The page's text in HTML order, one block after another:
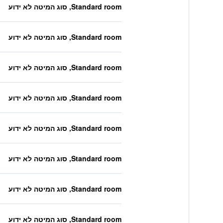
Standard room, סוג המיטה לא ידוע
Standard room, סוג המיטה לא ידוע
Standard room, סוג המיטה לא ידוע
Standard room, סוג המיטה לא ידוע
Standard room, סוג המיטה לא ידוע
Standard room, סוג המיטה לא ידוע
Standard room, סוג המיטה לא ידוע
Standard room, סוג המיטה לא ידוע